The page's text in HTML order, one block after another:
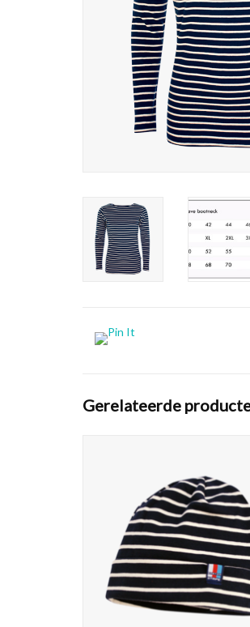
Gerelateerde
eerlijk geproduceerd. De
maritieme streep in diverse kleuren.
favoriet!
TOEVOEGEN AAN